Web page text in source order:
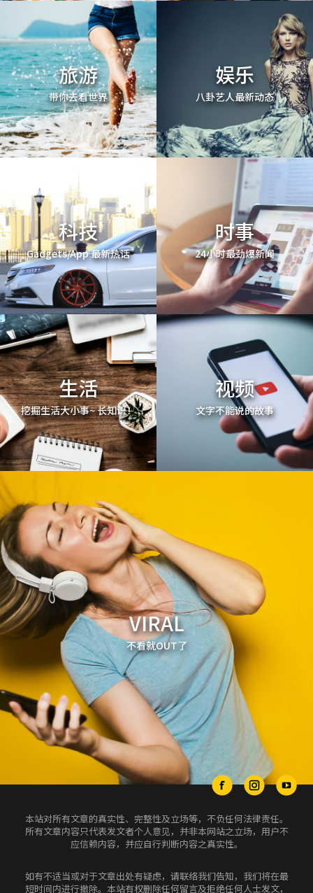
旅游
带你去看世界
娱乐
八卦艺人最新动态
科技
Gadgets/App 最新热话
时事
24小时最劲爆新闻
生活
挖掘生活大小事~ 长知识！
视频
文字不能说的故事
VIRAL
不看就OUT了
本站对所有文章的真实性、完整性及立场等，不负任何法律责任。
所有文章内容只代表发文者个人意见，并非本网站之立场，用户不
应信赖内容，并应自行判断内容之真实性。
如有不适当或对于文章出处有疑虑，请联络我们告知，我们将在最
短时间内进行撤除。本站有权删除任何留言及拒绝任何人士发文，